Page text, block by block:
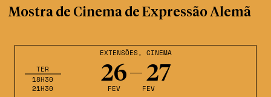
EXTENSÕES, CINEMA
26
FEV
27
FEV
TER
18H30
21H30
Mostra de Cinema de Expressão Alemã